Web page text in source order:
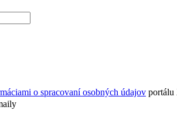
o spracovaní osobných údajov portálu